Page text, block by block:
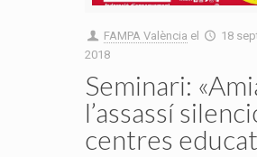
FAMPA València el
18
2018
Seminari:
l’assassí
centres